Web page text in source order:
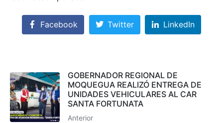
Facebook Twitter LinkedIn
GOBERNADOR REGIONAL DE
MOQUEGUA REALIZÓ ENTREGA DE
UNIDADES VEHICULARES AL CAR
SANTA FORTUNATA
Anterior